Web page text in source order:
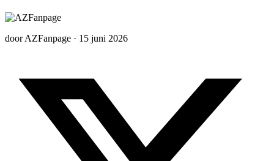
door AZFanpage · 15 juni 2026